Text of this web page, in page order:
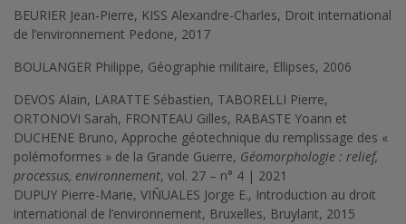
BEURIER Jean-Pierre, KISS Alexandre-Charles, Droit international
de l’environnement Pedone, 2017
BOULANGER Philippe, Géographie militaire, Ellipses, 2006
DEVOS Alain, LARATTE Sébastien, TABORELLI Pierre,
ORTONOVI Sarah, FRONTEAU Gilles, RABASTE Yoann et
DUCHENE Bruno, Approche géotechnique du remplissage des «
polémoformes » de la Grande Guerre, Géomorphologie : relief,
processus, environnement, vol. 27 – n° 4 | 2021
DUPUY Pierre-Marie, VIÑUALES Jorge E., Introduction au droit
international de l’environnement, Bruxelles, Bruylant, 2015